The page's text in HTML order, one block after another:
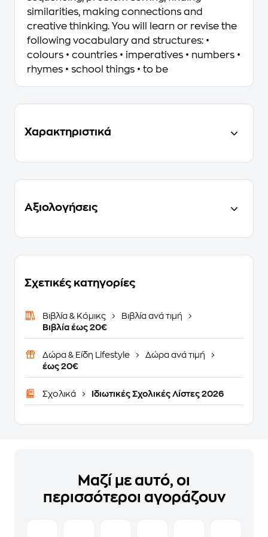
similarities, making connections and
creative thinking. You will learn or revise the
following vocabulary and structures: •
colours • countries • imperatives • numbers •
rhymes • school things • to be
Χαρακτηριστικά
Αξιολογήσεις
Σχετικές κατηγορίες
Βιβλία & Κόμικς
Βιβλία ανά τιμή
Βιβλία έως 20€
Δώρα & Είδη Lifestyle
Δώρα ανά τιμή
έως 20€
Σχολικά Ιδιωτικές Σχολικές Λίστες 2026
Μαζί με αυτό, οι
περισσότεροι αγοράζουν